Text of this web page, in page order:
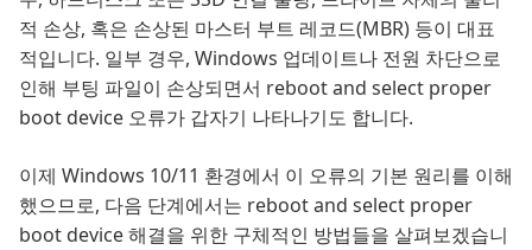
적 손상, 혹은 손상된 마스터 부트 레코드(MBR) 등이 대표
적입니다. 일부 경우, Windows 업데이트나 전원 차단으로
인해 부팅 파일이 손상되면서 reboot and select proper
boot device 오류가 갑자기 나타나기도 합니다.
이제 Windows 10/11 환경에서 이 오류의 기본 원리를 이해
했으므로, 다음 단계에서는 reboot and select proper
boot device 해결을 위한 구체적인 방법들을 살펴보겠습니